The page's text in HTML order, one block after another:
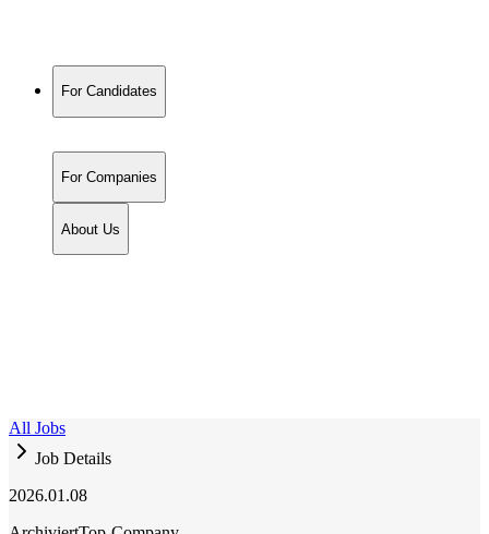
For Candidates
For Companies
About Us
All Jobs
Job Details
2026.01.08